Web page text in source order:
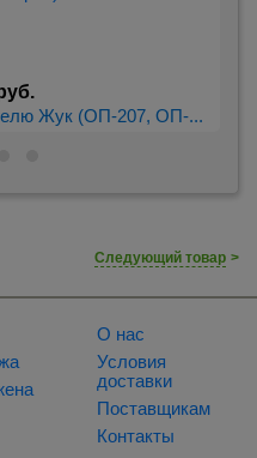
Жук (ОП-207, ОП-...
Следующий товар >
О нас
Условия
доставки
Поставщикам
Контакты